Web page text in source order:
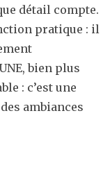
détail compte.
pratique : il
bien plus
: c’est une
ambiances